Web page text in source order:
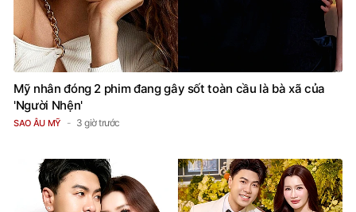
Mỹ nhân đóng 2 phim đang gây sốt toàn cầu là bà xã của
'Người Nhện'
SAO ÂU MỸ 3 giờ trước